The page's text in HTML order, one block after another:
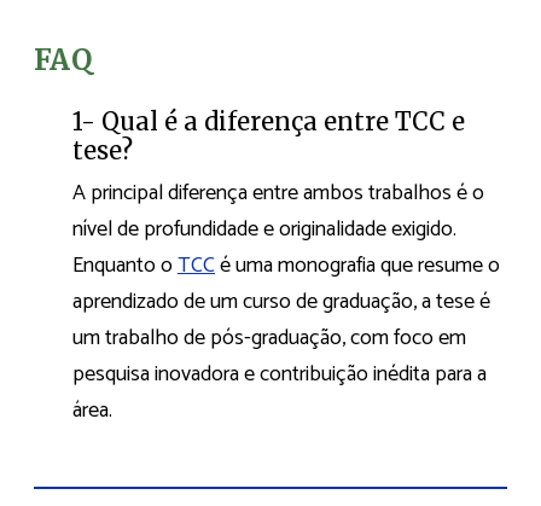
FAQ
1- Qual é a diferença entre TCC e
tese?
A principal diferença entre ambos trabalhos é o
nível de profundidade e originalidade exigido.
Enquanto oTCCé uma monografia que resume o
aprendizado de um curso de graduação, a tese é
um trabalho de pós-graduação, com foco em
pesquisa inovadora e contribuição inédita para a
área.